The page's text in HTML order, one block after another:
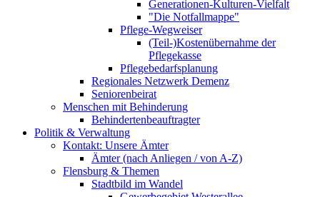
Generationen-Kulturen-Vielfalt
"Die Notfallmappe"
Pflege-Wegweiser
(Teil-)Kostenübernahme der
Pflegekasse
Pflegebedarfsplanung
Regionales Netzwerk Demenz
Seniorenbeirat
Menschen mit Behinderung
Behindertenbeauftragter
Politik & Verwaltung
Kontakt: Unsere Ämter
Ämter (nach Anliegen / von A-Z)
Flensburg & Themen
Stadtbild im Wandel